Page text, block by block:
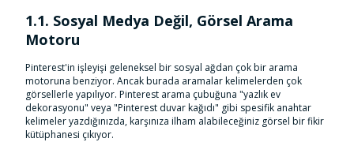
1.1. Sosyal Medya Değil, Görsel Arama
Motoru
Pinterest'in işleyişi geleneksel bir sosyal ağdan çok bir arama
motoruna benziyor. Ancak burada aramalar kelimelerden çok
görsellerle yapılıyor. Pinterest arama çubuğuna "yazlık ev
dekorasyonu" veya "Pinterest duvar kağıdı" gibi spesifik anahtar
kelimeler yazdığınızda, karşınıza ilham alabileceğiniz görsel bir fikir
kütüphanesi çıkıyor.